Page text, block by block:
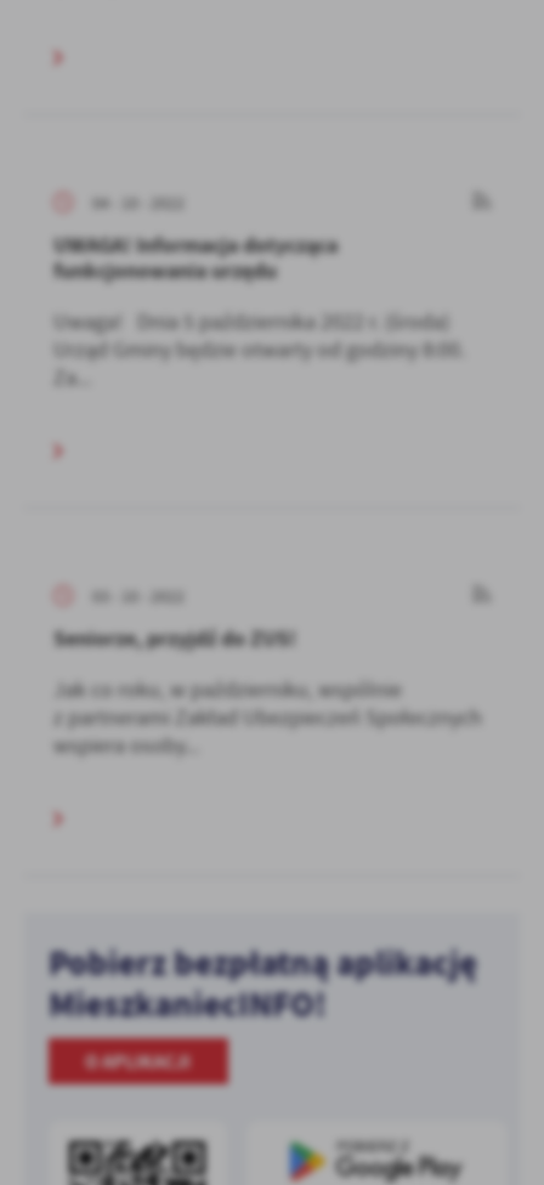
04 - 10 - 2022
UWAGA! Informacja dotycząca
funkcjonowania urzędu
Uwaga! Dnia 5 października 2022 r. (środa)
Urząd Gminy będzie otwarty od godziny 8:00.
Za...
Seniorze, przyjdź do ZUS!
Jak co roku, w październiku, wspólnie
z partnerami Zakład Ubezpieczeń Społecznych
wspiera osoby...
Pobierz bezpłatną aplikację
MieszkaniecINFO!
O APLIKACJI